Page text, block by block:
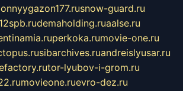
snow-guard.ru
demaholding.ruaalse.ru
perkoka.rumovie-one.ru
sibarchives.ruandreislyusar.ru
tor-lyubov-i-grom.ru
movieone.ruevro-dez.ru